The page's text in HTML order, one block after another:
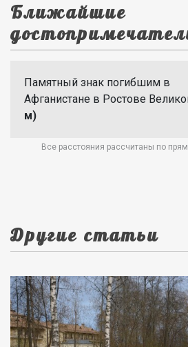
Ближайшие
Памятный знак погибшим в
Афганистане в Ростове
м)
Все расстояния рассчитаны по
Другие статьи